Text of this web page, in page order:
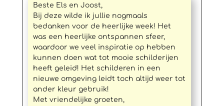
Beste Els en Joost,
Bij deze wilde ik jullie nogmaals
bedanken voor de heerlijke week! Het
was een heerlijke ontspannen sfeer,
waardoor we veel inspiratie op hebben
kunnen doen wat tot mooie schilderijen
heeft geleid! Het schilderen in een
nieuwe omgeving leidt toch altijd weer tot
ander kleur gebruik!
Met vriendelijke groeten,